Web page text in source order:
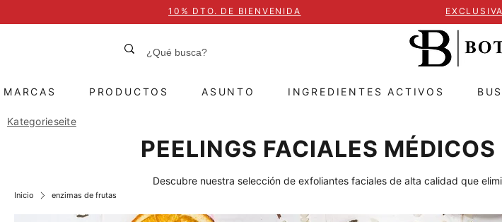
10% DTO. DE BIENVENIDA
MARCAS PRODUCTOS ASUNTO INGREDIENTES ACTIVOS
Kategorieseite
PEELINGS FACIALES
Descubre nuestra selección de exfoliantes faciales de alta calidad que
Inicio enzimas de frutas